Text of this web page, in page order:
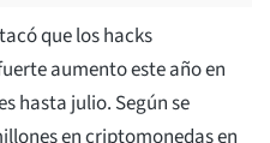
que los hacks
aumento este año en
hasta julio. Según se
en criptomonedas en